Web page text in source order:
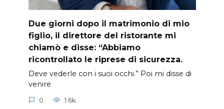
Due giorni dopo il matrimonio di mio
figlio, il direttore del ristorante mi
chiamò e disse: “Abbiamo
ricontrollato le riprese di sicurezza.
Deve vederle con i suoi occhi.” Poi mi disse di
venire
0 1.6k.